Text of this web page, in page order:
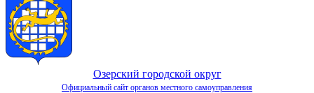
Озерский городской округ
Официальный сайт органов местного самоуправления